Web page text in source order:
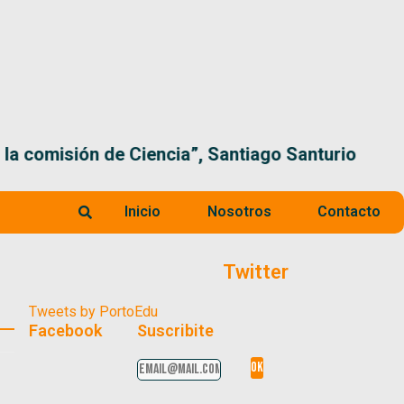
comisión de Ciencia”, Santiago Santurio
Inicio Nosotros Contacto
Twitter
Tweets by PortoEdu
Facebook Suscribite